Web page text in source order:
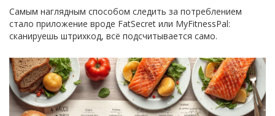
Самым наглядным способом следить за потреблением
стало приложение вроде FatSecret или MyFitnessPal:
сканируешь штрихкод, всё подсчитывается само.